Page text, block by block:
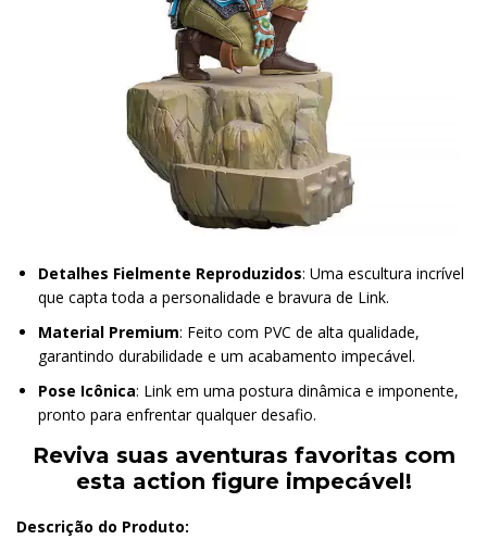
Detalhes Fielmente Reproduzidos: Uma escultura incrível
que capta toda a personalidade e bravura de Link.
Material Premium: Feito com PVC de alta qualidade,
garantindo durabilidade e um acabamento impecável.
Pose Icônica: Link em uma postura dinâmica e imponente,
pronto para enfrentar qualquer desafio.
Reviva suas aventuras favoritas com
esta action figure impecável!
Descrição do Produto: